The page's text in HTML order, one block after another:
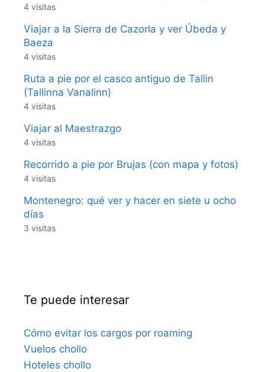
4 visitas
Viajar a la Sierra de Cazorla y ver Úbeda y
Baeza
4 visitas
Ruta a pie por el casco antiguo de Tallin
(Tallinna Vanalinn)
4 visitas
Viajar al Maestrazgo
4 visitas
Recorrido a pie por Brujas (con mapa y fotos)
4 visitas
Montenegro: qué ver y hacer en siete u ocho
días
3 visitas
Te puede interesar
Cómo evitar los cargos por roaming
Vuelos chollo
Hoteles chollo